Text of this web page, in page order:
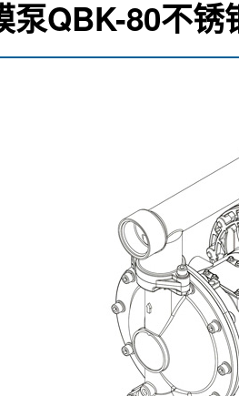
泵QBK-80不